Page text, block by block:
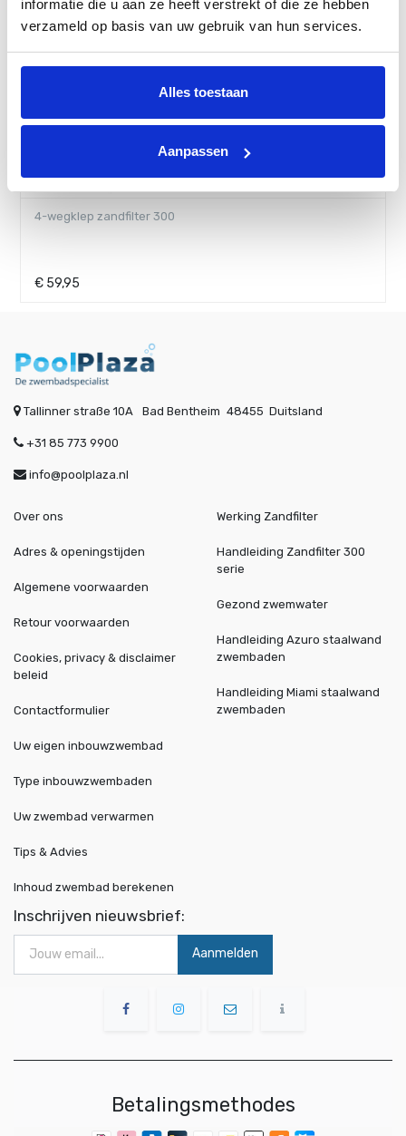
informatie die u aan ze heeft verstrekt of die ze hebben
verzameld op basis van uw gebruik van hun services.
Alles toestaan
Aanpassen
6-wegklep zandfilter 400 en 600
€69,95
Tallinner straße 10A Bad Bentheim 48455 Duitsland
+31 85 773 9900
info@poolplaza.nl
Over ons
Adres & openingstijden
Algemene voorwaarden
Retour voorwaarden
Cookies, privacy & disclaimer
beleid
Contactformulier
Werking Zandfilter
Handleiding Zandfilter 300
serie
Gezond zwemwater
Handleiding Azuro staalwand
zwembaden
Handleiding Miami staalwand
zwembaden
Uw eigen inbouwzwembad
Type inbouwzwembaden
Uw zwembad verwarmen
Tips & Advies
Inhoud zwembad berekenen
Inschrijven nieuwsbrief:
Aanmelden
Betalingsmethodes